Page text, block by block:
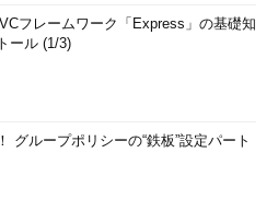
フレームワーク「Express」の基礎知
ール (1/3)
グループポリシーの“鉄板”設定パート